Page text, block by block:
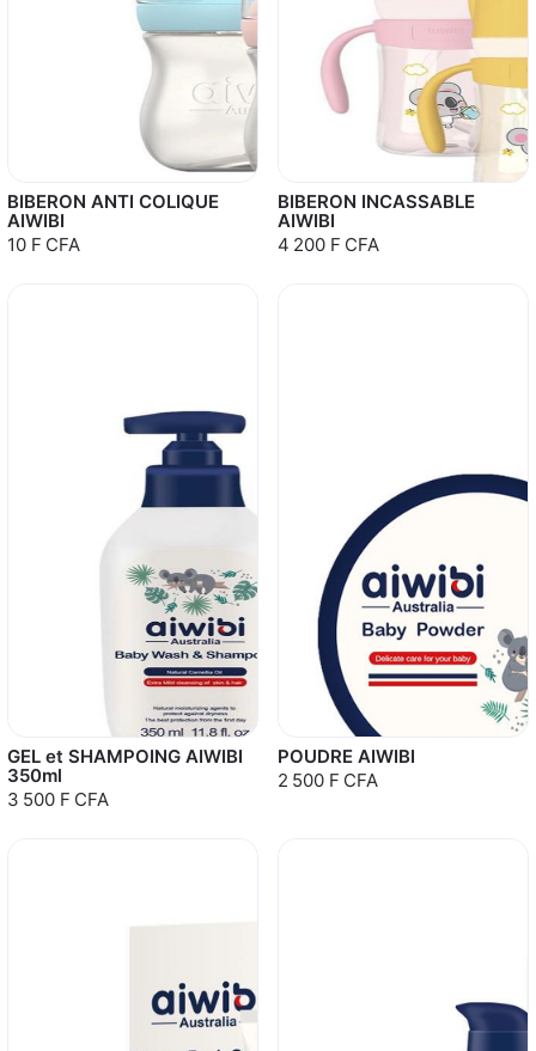
BIBERON ANTI COLIQUE
AIWIBI
10 F CFA
BIBERON INCASSABLE
AIWIBI
4 200 F CFA
GEL et SHAMPOING AIWIBI
350ml
3 500 F CFA
POUDRE AIWIBI
2 500 F CFA